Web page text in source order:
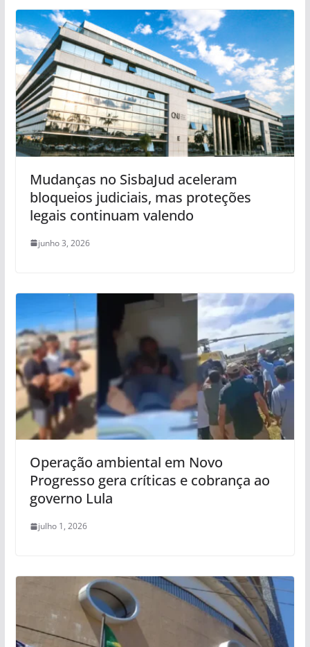
Mudanças no SisbaJud aceleram
bloqueios judiciais, mas proteções
legais continuam valendo
junho 3, 2026
Operação ambiental em Novo
Progresso gera críticas e cobrança ao
governo Lula
julho 1, 2026